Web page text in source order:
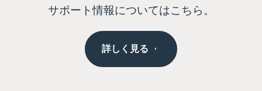
サポート情報についてはこちら。
詳しく見る